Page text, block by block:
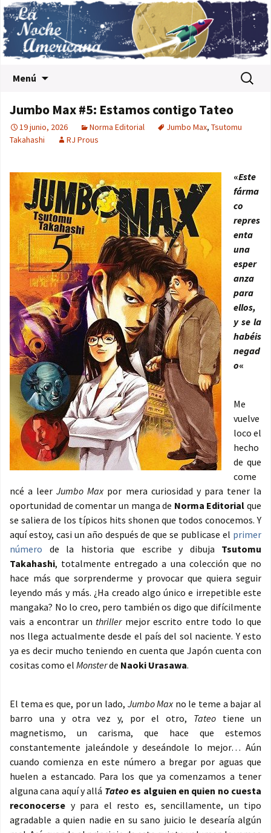
Menú Buscar:
Jumbo Max #5: Estamos contigo Tateo
19 junio, 2026 Norma Editorial Jumbo Max, Tsutomu
Takahashi
RJ Prous
«Este
fárma
co
repres
enta
una
esper
anza
para
ellos,
y se la
habéis
negad
o«
Me
vuelve
loco el
hecho
de que
come
ncé a leerJumbo Maxpor mera curiosidad y para tener la
oportunidad de comentar un manga de Norma Editorial que
se saliera de los típicos hits shonen que todos conocemos. Y
aquí estoy, casi un año después de que se publicase el primer
número de la historia que escribe y dibuja Tsutomu
Takahashi, totalmente entregado a una colección que no
hace más que sorprenderme y provocar que quiera seguir
leyendo más y más. ¿Ha creado algo único e irrepetible este
mangaka? No lo creo, pero también os digo que difícilmente
vais a encontrar un thrillermejor escrito entre todo lo que
nos llega actualmente desde el país del sol naciente. Y esto
ya es decir mucho teniendo en cuenta que Japón cuenta con
cositas como el Monsterde Naoki Urasawa.
El tema es que, por un lado, Jumbo Maxno le teme a bajar al
barro una y otra vez y, por el otro, Tateo tiene un
magnetismo, un carisma, que hace que estemos
constantemente jaleándole y deseándole lo mejor… Aún
cuando comienza en este número a bregar por aguas que
huelen a estancado. Para los que ya comenzamos a tener
alguna cana aquí y allá Tateo es alguien en quien no cuesta
reconocerse y para el resto es, sencillamente, un tipo
agradable a quien nadie en su sano juicio le desearía algún